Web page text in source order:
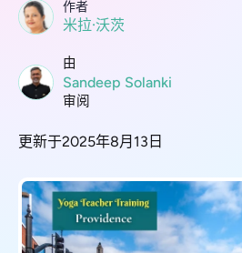
作者
米拉·沃茨
由
Sandeep Solanki
审阅
更新于2025年8月13日